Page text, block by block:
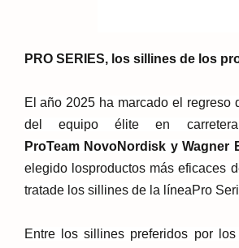
PRO SERIES, los sillines de los
El año 2025 ha marcado el regreso
del equipo élite en
ProTeam NovoNordisk yWagner
elegido losproductos más eficaces
tratade los sillines de la líneaPro
Entre los sillines preferidos por